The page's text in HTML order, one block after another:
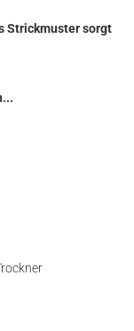
Strickmuster sorgt